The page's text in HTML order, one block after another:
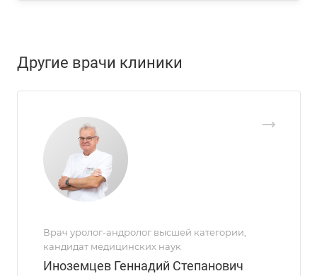
Другие врачи клиники
Врач уролог-андролог высшей категории,
кандидат медицинских наук
Иноземцев Геннадий Степанович